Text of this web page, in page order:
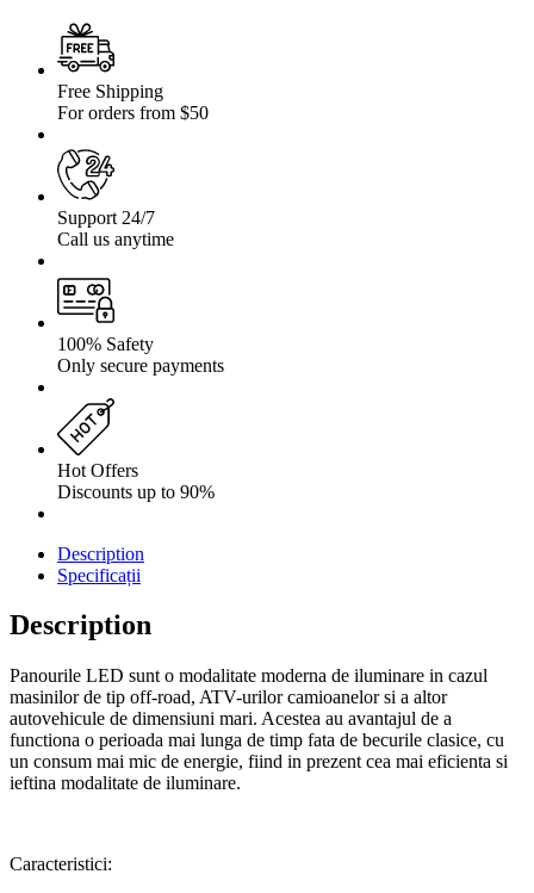
Free Shipping
For orders from $50
Support 24/7
Call us anytime
100% Safety
Only secure payments
Hot Offers
Discounts up to 90%
Description
Specificații
Description
Panourile LED sunt o modalitate moderna de iluminare in cazul
masinilor de tip off-road, ATV-urilor camioanelor si a altor
autovehicule de dimensiuni mari. Acestea au avantajul de a
functiona o perioada mai lunga de timp fata de becurile clasice, cu
un consum mai mic de energie, fiind in prezent cea mai eficienta si
ieftina modalitate de iluminare.
Caracteristici: